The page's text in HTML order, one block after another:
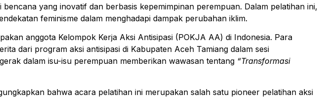
yang inovatif dan berbasis kepemimpinan perempuan. Dalam pelatihan ini,
feminisme dalam menghadapi dampak perubahan iklim.
anggota Kelompok Kerja Aksi Antisipasi (POKJA AA) di Indonesia. Para
dari program aksi antisipasi di Kabupaten Aceh Tamiang dalam sesi
dalam isu-isu perempuan memberikan wawasan tentang “Transformasi
bahwa acara pelatihan ini merupakan salah satu pioneer pelatihan aksi